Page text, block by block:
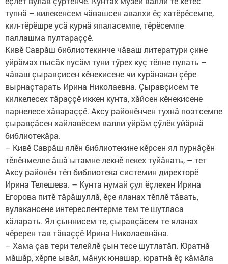
тупнă – килекенсем чăвашсен авалхи ӗç хатӗрӗсемпе,
кил-тӗрӗшре усă курнă япаласемпе, тӗрӗсемпе
паллашма пултараççӗ.
Кивӗ Саврăш библиотекинче чăваш литератури çине
уйрăмах пысăк пусăм туни тӳрех куç тӗлне пулать –
чăваш çыравçисен кӗнекисене чи курăнакан çӗре
вырнаçтарать Ирина Николаевна. Çыравçисем те
килкелесех тăраççӗ иккен кунта, хăйсен кӗнекисене
парнелесе хăвараççӗ. Аксу районӗнчен тухнă поэтсемпе
çыравçăсен хайлавӗсем валли уйрăм çӳлӗк уйăрнă
библиотекăра.
– Кивӗ Саврăш ялӗн библиотекине кӗрсен ял пурнăçӗн
тӗлӗнмелле ăшă ытамне лекнӗ пекех туйăнать, – тет
Аксу районӗн тӗп библиотека системин директорӗ
Ирина Телешева. – Кунта нумай çул ӗçлекен Ирина
Егорова питӗ тăрăшуллă, ӗçе яланах тӗплӗ тăвать,
вулакансене интереслентерме тем те шутласа
кăларать. Ял çыннисем те, çыравçăсем те яланах
чӗререн тав тăваççӗ Ирина Николаевнăна.
– Хама çав тери телейлӗ çын тесе шутлатăп. Юратнă
мăшăр, хӗрпе ывăл, мăнук юнашар, юратнă ӗç кăмăла